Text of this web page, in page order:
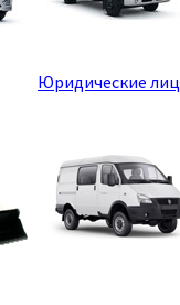
Юридические